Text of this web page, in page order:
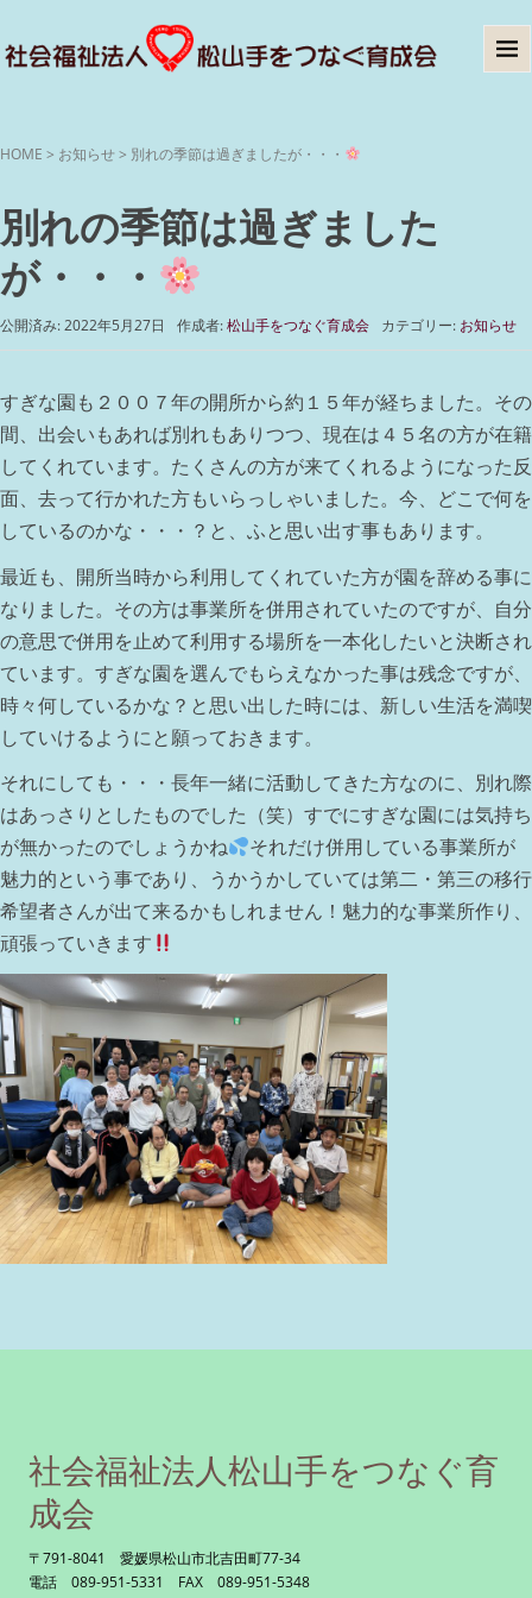
HOME > お知らせ> 別れの季節は過ぎましたが・・・
別れの季節は過ぎました
が・・・
公開済み: 2022年5月27日 作成者:松山手をつなぐ育成会 カテゴリー: お知らせ
すぎな園も２００７年の開所から約１５年が経ちました。その
間、出会いもあれば別れもありつつ、現在は４５名の方が在籍
してくれています。たくさんの方が来てくれるようになった反
面、去って行かれた方もいらっしゃいました。今、どこで何を
しているのかな・・・？と、ふと思い出す事もあります。
最近も、開所当時から利用してくれていた方が園を辞める事に
なりました。その方は事業所を併用されていたのですが、自分
の意思で併用を止めて利用する場所を一本化したいと決断され
ています。すぎな園を選んでもらえなかった事は残念ですが、
時々何しているかな？と思い出した時には、新しい生活を満喫
していけるようにと願っておきます。
それにしても・・・長年一緒に活動してきた方なのに、別れ際
はあっさりとしたものでした（笑）すでにすぎな園には気持ち
が無かったのでしょうかね
それだけ併用している事業所が
魅力的という事であり、うかうかしていては第二・第三の移行
希望者さんが出て来るかもしれません！魅力的な事業所作り、
頑張っていきます
社会福祉法人松山手をつなぐ育
成会
〒791-8041 愛媛県松山市北吉田町77-34
電話 089-951-5331 FAX 089-951-5348